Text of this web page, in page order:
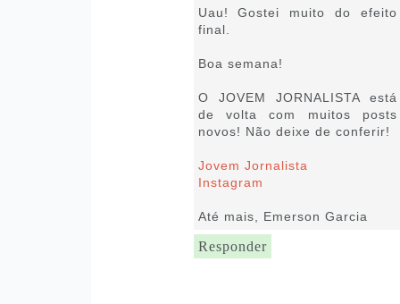
Uau! Gostei muito do efeito
final.
Boa semana!
O JOVEM JORNALISTA está
de volta com muitos posts
novos! Não deixe de conferir!
Jovem Jornalista
Instagram
Até mais, Emerson Garcia
Responder